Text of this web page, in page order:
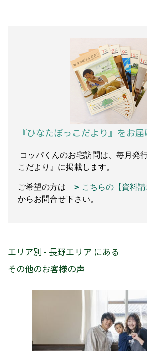
『ひなたぼっこだより』をお
コッパくんのお宅訪問は、毎月発
こだより』に掲載します。
ご希望の方は
こちらの【資料請
からお問合せ下さい。
エリア別 - 長野エリア にある
その他のお客様の声